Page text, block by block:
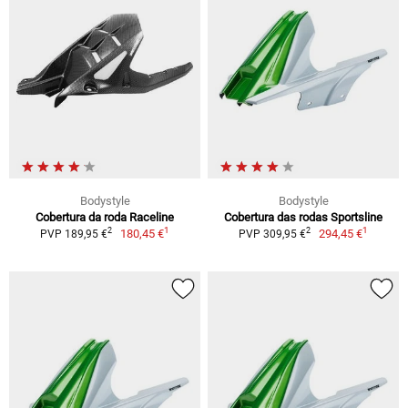
Bodystyle
Cobertura da roda Raceline
PVP 189,95 €2 180,45 €1
Bodystyle
Cobertura das rodas Sportsline
PVP 309,95 €2 294,45 €1